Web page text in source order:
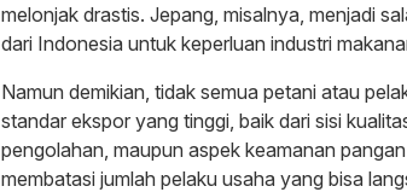
melonjak drastis. Jepang, misalnya, menjadi
dari Indonesia untuk keperluan industri
Namun demikian, tidak semua petani atau
standar ekspor yang tinggi, baik dari sisi
pengolahan, maupun aspek keamanan
membatasi jumlah pelaku usaha yang bisa